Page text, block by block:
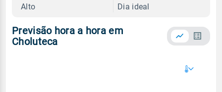
Alto Dia ideal
Previsão hora a hora em
Choluteca